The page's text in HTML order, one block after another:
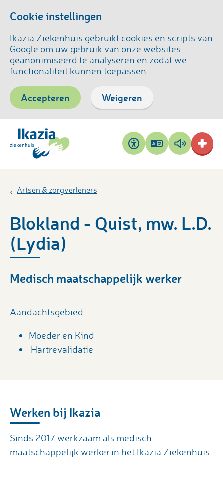
Cookie instellingen
Ikazia Ziekenhuis gebruikt cookies en scripts van
Google om uw gebruik van onze websites
geanonimiseerd te analyseren en zodat we
functionaliteit kunnen toepassen
Accepteren Weigeren
Toegankelijkheid
Pagina
vertalen
Pagina
voorlezen
Artsen & zorgverleners
Blokland - Quist, mw. L.D.
(Lydia)
Medisch maatschappelijk werker
Aandachtsgebied:
Moeder en Kind
Hartrevalidatie
Werken bij Ikazia
Sinds 2017 werkzaam als medisch
maatschappelijk werker in het Ikazia Ziekenhuis.